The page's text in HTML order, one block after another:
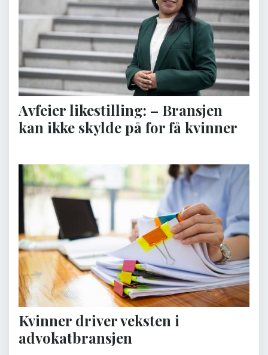
Avfeier likestilling: – Bransjen
kan ikke skylde på for få kvinner
Kvinner driver veksten i
advokatbransjen